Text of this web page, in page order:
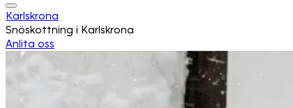
Karlskrona
Snöskottning i Karlskrona
Anlita oss